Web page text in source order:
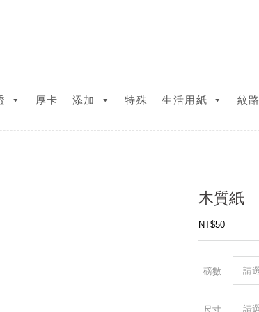
厚卡 添加 特殊 生活用紙 紋路
木質紙
NT$50
磅數
尺寸